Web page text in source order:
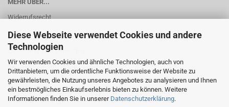
Diese Webseite verwendet Cookies und andere
Technologien
Wir verwenden Cookies und ähnliche Technologien, auch von
Drittanbietern, um die ordentliche Funktionsweise der Website zu
gewährleisten, die Nutzung unseres Angebotes zu analysieren und Ihnen
ein bestmögliches Einkaufserlebnis bieten zu können. Weitere
Informationen finden Sie in unserer Datenschutzerklärung.
MEHR ÜBER...
Widerrufsrecht
AGB
Liefer- und Versandkosten
Privatsphäre und Datenschutz
Impressum
Cookie Einstellungen